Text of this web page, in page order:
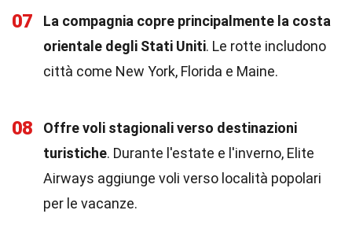
07
La compagnia copre principalmente la costa
orientale degli Stati Uniti. Le rotte includono
città come New York, Florida e Maine.
08
Offre voli stagionali verso destinazioni
turistiche. Durante l'estate e l'inverno, Elite
Airways aggiunge voli verso località popolari
per le vacanze.